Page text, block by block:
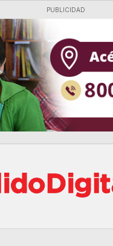
PUBLICIDAD